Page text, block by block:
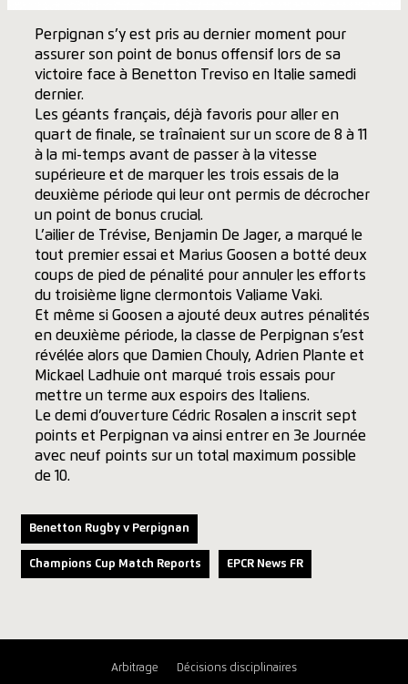
Perpignan s’y est pris au dernier moment pour
assurer son point de bonus offensif lors de sa
victoire face à Benetton Treviso en Italie samedi
dernier.
Les géants français, déjà favoris pour aller en
quart de finale, se traînaient sur un score de 8 à 11
à la mi-temps avant de passer à la vitesse
supérieure et de marquer les trois essais de la
deuxième période qui leur ont permis de décrocher
un point de bonus crucial.
L’ailier de Trévise, Benjamin De Jager, a marqué le
tout premier essai et Marius Goosen a botté deux
coups de pied de pénalité pour annuler les efforts
du troisième ligne clermontois Valiame Vaki.
Et même si Goosen a ajouté deux autres pénalités
en deuxième période, la classe de Perpignan s’est
révélée alors que Damien Chouly, Adrien Plante et
Mickael Ladhuie ont marqué trois essais pour
mettre un terme aux espoirs des Italiens.
Le demi d’ouverture Cédric Rosalen a inscrit sept
points et Perpignan va ainsi entrer en 3e Journée
avec neuf points sur un total maximum possible
de 10.
Benetton Rugby v Perpignan
Champions Cup Match Reports EPCR News FR
Arbitrage Décisions disciplinaires